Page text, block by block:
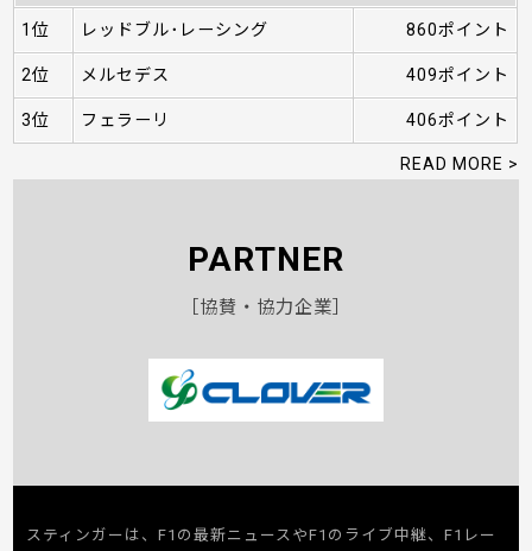
1位 レッドブル･レーシング 860ポイント
2位 メルセデス 409ポイント
3位 フェラーリ 406ポイント
READ MORE >
PARTNER
［協賛・協力企業］
スティンガーは、F1の最新ニュースやF1のライブ中継、F1レー